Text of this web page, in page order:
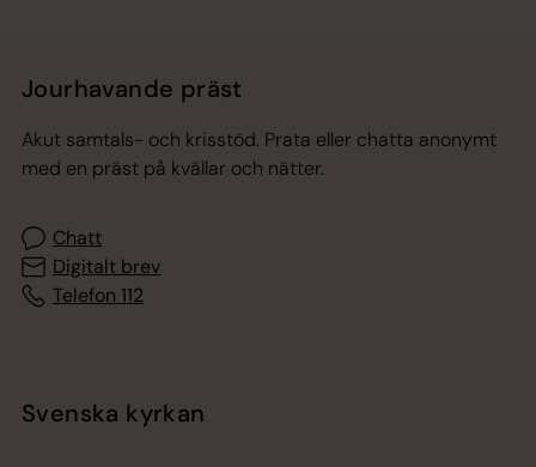
Jourhavande präst
Akut samtals- och krisstöd. Prata eller chatta anonymt
med en präst på kvällar och nätter.
Chatt
Digitalt brev
Telefon 112
Svenska kyrkan